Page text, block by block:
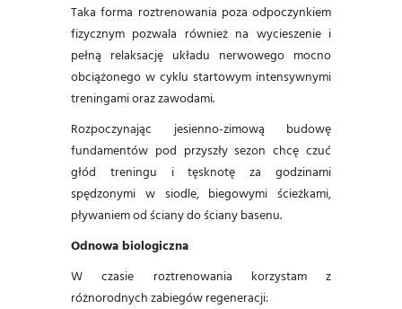
Taka forma roztrenowania poza odpoczynkiem
fizycznym pozwala również na wycieszenie i
pełną relaksację układu nerwowego mocno
obciążonego w cyklu startowym intensywnymi
treningami oraz zawodami.
Rozpoczynając jesienno-zimową budowę
fundamentów pod przyszły sezon chcę czuć
głód treningu i tęsknotę za godzinami
spędzonymi w siodle, biegowymi ścieżkami,
pływaniem od ściany do ściany basenu.
Odnowa biologiczna
W czasie roztrenowania korzystam z
różnorodnych zabiegów regeneracji: